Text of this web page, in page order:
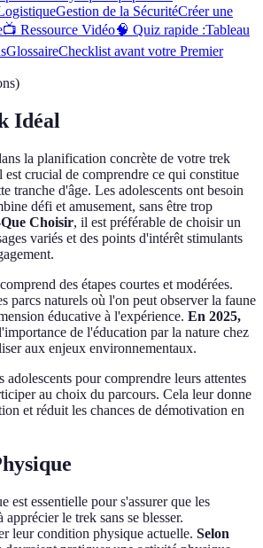
Gestion de la SécuritéCréer une
📺 Ressource Vidéo🧠 Quiz rapide :Tableau
GlossaireChecklist avant votre Premier
)
Idéal
la planification concrète de votre trek
est crucial de comprendre ce qui constitue
tranche d'âge. Les adolescents ont besoin
défi et amusement, sans être trop
Choisir, il est préférable de choisir un
variés et des points d'intérêt stimulants
des étapes courtes et modérées.
parcs naturels où l'on peut observer la faune
éducative à l'expérience. En 2025,
de l'éducation par la nature chez
aux enjeux environnementaux.
adolescents pour comprendre leurs attentes
au choix du parcours. Cela leur donne
et réduit les chances de démotivation en
est essentielle pour s'assurer que les
apprécier le trek sans se blesser.
leur condition physique actuelle. Selon